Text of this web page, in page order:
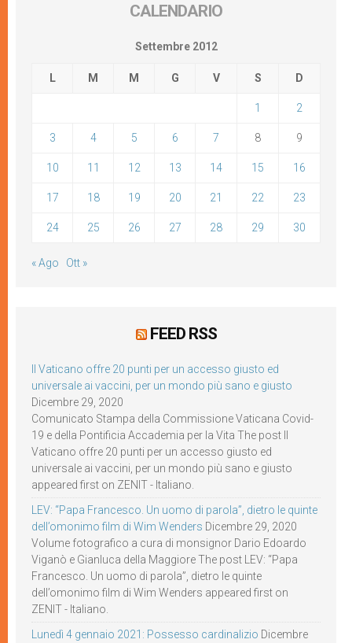
CALENDARIO
Settembre 2012
L M M G V S D
1 2
3 4 5 6 7 8 9
10 11 12 13 14 15 16
17 18 19 20 21 22 23
24 25 26 27 28 29 30
« Ago Ott »
FEED RSS
Il Vaticano offre 20 punti per un accesso giusto ed
universale ai vaccini, per un mondo più sano e giusto
Dicembre 29, 2020
Comunicato Stampa della Commissione Vaticana Covid-
19 e della Pontificia Accademia per la Vita The post Il
Vaticano offre 20 punti per un accesso giusto ed
universale ai vaccini, per un mondo più sano e giusto
appeared first on ZENIT - Italiano.
LEV: “Papa Francesco. Un uomo di parola”, dietro le quinte
dell’omonimo film di Wim Wenders Dicembre 29, 2020
Volume fotografico a cura di monsignor Dario Edoardo
Viganò e Gianluca della Maggiore The post LEV: “Papa
Francesco. Un uomo di parola”, dietro le quinte
dell’omonimo film di Wim Wenders appeared first on
ZENIT - Italiano.
Lunedì 4 gennaio 2021: Possesso cardinalizio Dicembre